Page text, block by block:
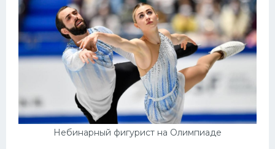
Небинарный фигурист на Олимпиаде